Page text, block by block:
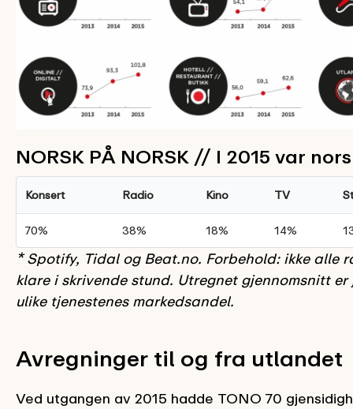
NORSK PÅ NORSK // I 2015 var
Konsert Radio Kino TV
70% 38% 18% 14%
* Spotify, Tidal og Beat.no. Forbehold: ikke alle
klare i skrivende stund. Utregnet gjennomsnitt
ulike tjenestenes markedsandel.
Avregninger til og fra utlandet
Ved utgangen av 2015 hadde TONO 70